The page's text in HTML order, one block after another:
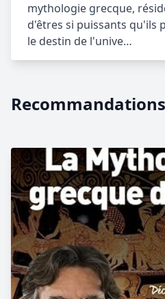
mythologie grecque,
d'êtres si puissants qu'ils
le destin de l'unive…